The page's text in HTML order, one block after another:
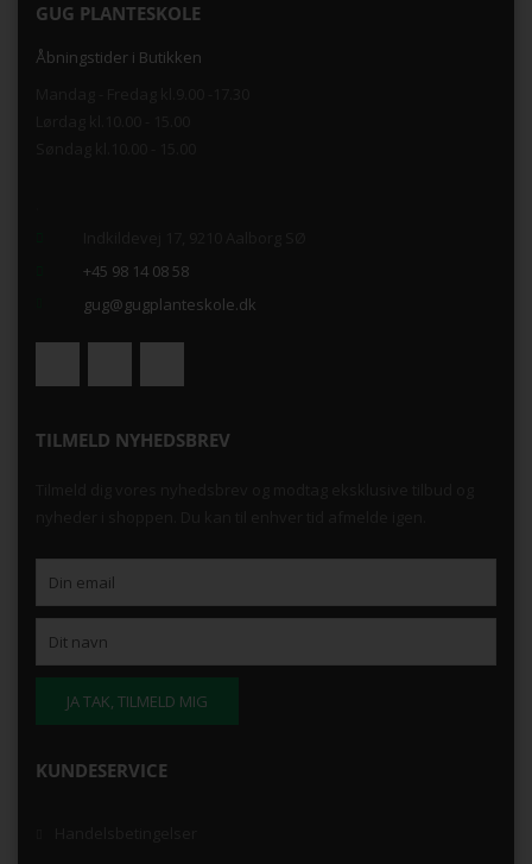
GUG PLANTESKOLE
Åbningstider i Butikken
+45 98 14 08 58
gug@gugplanteskole.dk
TILMELD NYHEDSBREV
KUNDESERVICE